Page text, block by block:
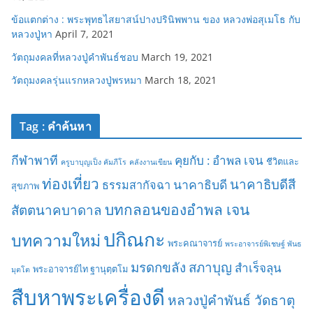
ข้อแตกต่าง : พระพุทธไสยาสน์ปางปรินิพพาน ของ หลวงพ่อสุเมโธ กับ
หลวงปู่หา April 7, 2021
วัตถุมงคลที่หลวงปู่คำพันธ์ชอบ March 19, 2021
วัตถุมงคลรุ่นแรกหลวงปู่พรหมา March 18, 2021
Tag : คำค้นหา
กีฬาพาที ครูบาบุญเป็ง คัมภีโร คลังงานเขียน คุยกับ : อำพล เจน ชีวิตและ
สุขภาพ ท่องเที่ยว ธรรมสากัจฉา นาคาธิบดี นาคาธิบดีสี
สัตตนาคบาดาล บทกลอนของอำพล เจน
บทความใหม่ ปกิณกะ พระคณาจารย์ พระอาจารย์พิเชษฐ์ พันธ
มุตโต พระอาจารย์ไท ฐานุตฺตโม มรดกขลัง สภาบุญ สำเร็จลุน
สืบหาพระเครื่องดี หลวงปู่คำพันธ์ วัดธาตุ